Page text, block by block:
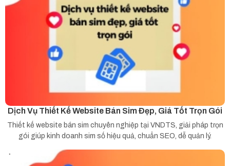
Dịch Vụ Thiết Kế Website Bán Sim Đẹp, Giá Tốt Trọn Gói
Thiết kế website bán sim chuyên nghiệp tại VNDTS, giải pháp trọn
gói giúp kinh doanh sim số hiệu quả, chuẩn SEO, dễ quản lý.